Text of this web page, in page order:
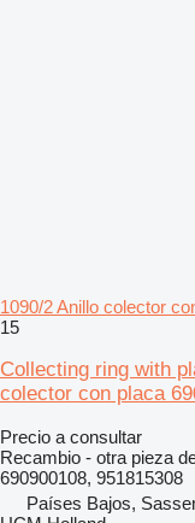
1090/2 Anillo colector
15
Collecting ring with
colector con placa
Precio a consultar
Recambio - otra pieza
690900108, 951815308
Países Bajos,